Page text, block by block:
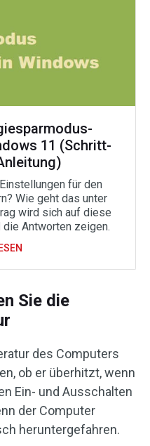
11 (Schritt-
für den
Wie geht das unter
wird sich auf diese
die Antworten zeigen.
Sie die
des Computers
ob er überhitzt, wenn
Ein- und Ausschalten
der Computer
heruntergefahren.